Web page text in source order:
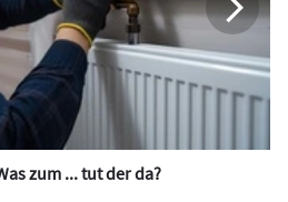
zum ... tut der da?